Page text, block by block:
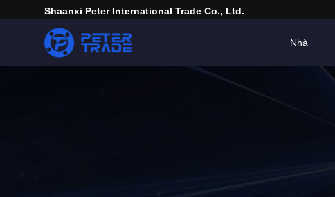
Shaanxi Peter International Trade Co., Ltd.
Nhà